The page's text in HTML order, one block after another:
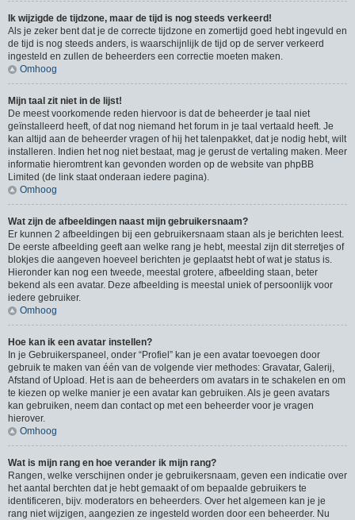
Ik wijzigde de tijdzone, maar de tijd is nog steeds verkeerd!
Als je zeker bent dat je de correcte tijdzone en zomertijd goed hebt ingevuld en
de tijd is nog steeds anders, is waarschijnlijk de tijd op de server verkeerd
ingesteld en zullen de beheerders een correctie moeten maken.
Omhoog
Mijn taal zit niet in de lijst!
De meest voorkomende reden hiervoor is dat de beheerder je taal niet
geïnstalleerd heeft, of dat nog niemand het forum in je taal vertaald heeft. Je
kan altijd aan de beheerder vragen of hij het talenpakket, dat je nodig hebt, wilt
installeren. Indien het nog niet bestaat, mag je gerust de vertaling maken. Meer
informatie hieromtrent kan gevonden worden op de website van phpBB
Limited (de link staat onderaan iedere pagina).
Omhoog
Wat zijn de afbeeldingen naast mijn gebruikersnaam?
Er kunnen 2 afbeeldingen bij een gebruikersnaam staan als je berichten leest.
De eerste afbeelding geeft aan welke rang je hebt, meestal zijn dit sterretjes of
blokjes die aangeven hoeveel berichten je geplaatst hebt of wat je status is.
Hieronder kan nog een tweede, meestal grotere, afbeelding staan, beter
bekend als een avatar. Deze afbeelding is meestal uniek of persoonlijk voor
iedere gebruiker.
Omhoog
Hoe kan ik een avatar instellen?
In je Gebruikerspaneel, onder “Profiel” kan je een avatar toevoegen door
gebruik te maken van één van de volgende vier methodes: Gravatar, Galerij,
Afstand of Upload. Het is aan de beheerders om avatars in te schakelen en om
te kiezen op welke manier je een avatar kan gebruiken. Als je geen avatars
kan gebruiken, neem dan contact op met een beheerder voor je vragen
hierover.
Omhoog
Wat is mijn rang en hoe verander ik mijn rang?
Rangen, welke verschijnen onder je gebruikersnaam, geven een indicatie over
het aantal berchten dat je hebt gemaakt of om bepaalde gebruikers te
identificeren, bijv. moderators en beheerders. Over het algemeen kan je je
rang niet wijzigen, aangezien ze ingesteld worden door een beheerder. Nu